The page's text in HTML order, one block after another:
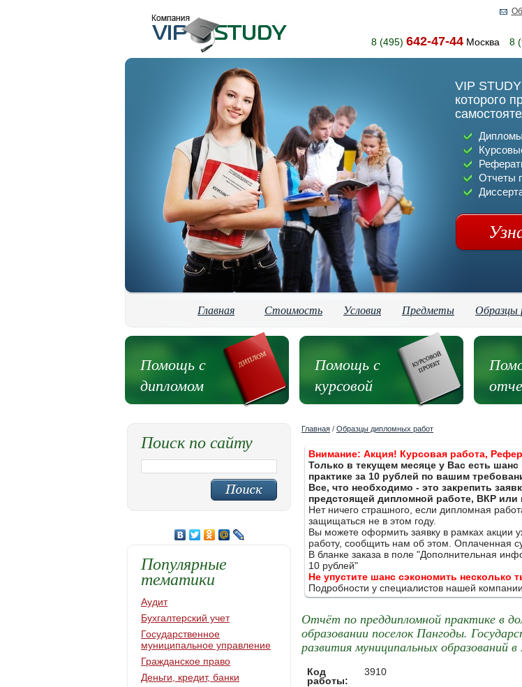
8 (495) 642-47-44Москва 8
VIP
которого
Дипломы
Отчеты
Главная Стоимость Условия Предметы Образцы
Помощь с
дипломом
Помощь с
курсовой
Главная / Образцы дипломных работ
Внимание: Акция! Курсовая работа,
Только в текущем месяце у Вас есть
практике за 10 рублей по вашим
Все, что необходимо - это закрепить
предстоящей дипломной работе, ВКР или
Нет ничего страшного, если дипломная
защищаться не в этом году.
Вы можете оформить заявку в рамках акции
работу, сообщить нам об этом. Оплаченная
В бланке заказа в поле "Дополнительная
10 рублей"
Не упустите шанс сэкономить несколько
Подробности у специалистов нашей компании.
Отчёт по преддипломной практике в
образовании поселок Пангоды.
развития муниципальных образований
Код
работы:
3910
Поиск по сайту
Популярные
тематики
Аудит
Бухгалтерский учет
Государственное
муниципальное управление
Гражданское право
Деньги, кредит, банки